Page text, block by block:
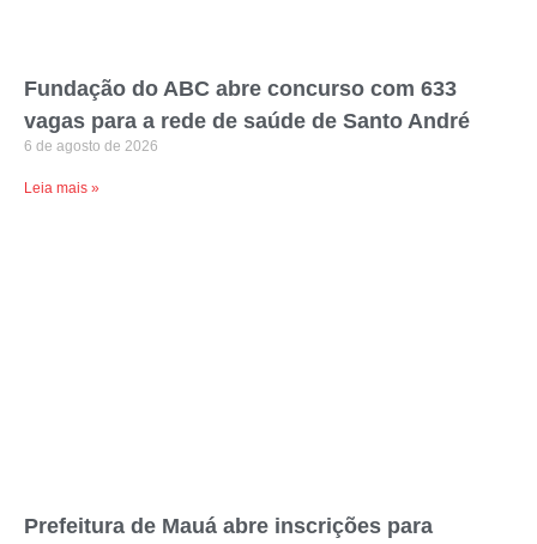
Fundação do ABC abre concurso com 633
vagas para a rede de saúde de Santo André
6 de agosto de 2026
Leia mais »
Prefeitura de Mauá abre inscrições para